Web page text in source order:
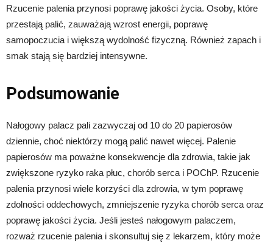
Rzucenie palenia przynosi poprawę jakości życia. Osoby, które
przestają palić, zauważają wzrost energii, poprawę
samopoczucia i większą wydolność fizyczną. Również zapach i
smak stają się bardziej intensywne.
Podsumowanie
Nałogowy palacz pali zazwyczaj od 10 do 20 papierosów
dziennie, choć niektórzy mogą palić nawet więcej. Palenie
papierosów ma poważne konsekwencje dla zdrowia, takie jak
zwiększone ryzyko raka płuc, chorób serca i POChP. Rzucenie
palenia przynosi wiele korzyści dla zdrowia, w tym poprawę
zdolności oddechowych, zmniejszenie ryzyka chorób serca oraz
poprawę jakości życia. Jeśli jesteś nałogowym palaczem,
rozważ rzucenie palenia i skonsultuj się z lekarzem, który może